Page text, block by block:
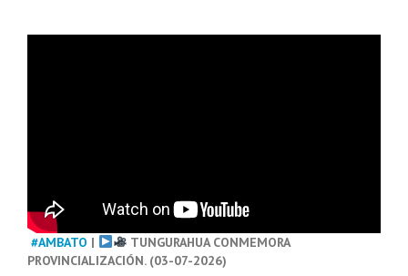
#AMBATO |
TUNGURAHUA CONMEMORA
PROVINCIALIZACIÓN. (03-07-2026)